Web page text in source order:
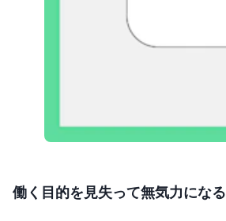
働く目的を見失って無気力になる